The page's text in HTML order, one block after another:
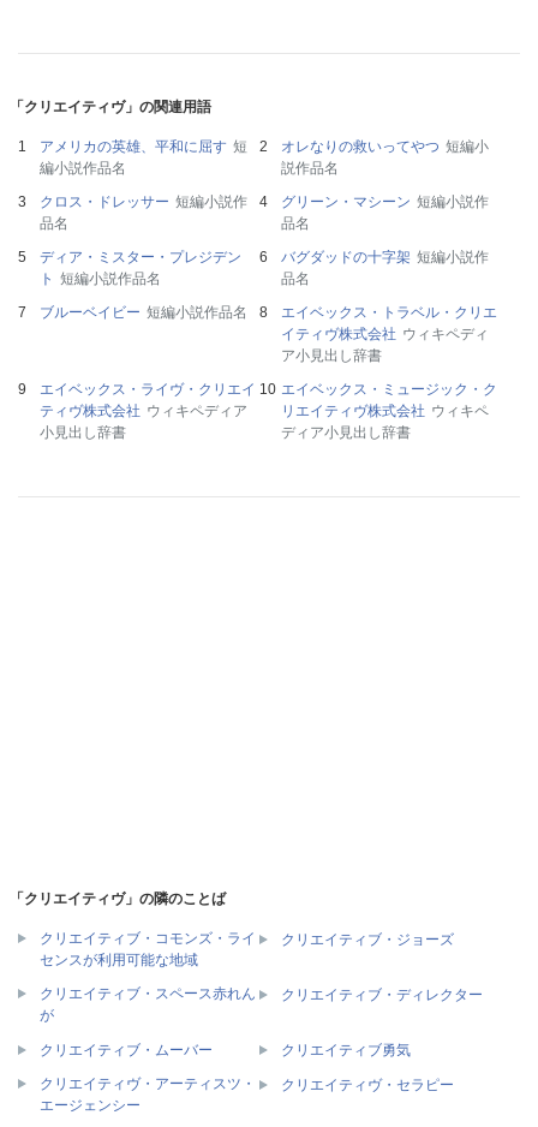
「クリエイティヴ」の関連用語
アメリカの英雄、平和に屈す 短
編小説作品名
オレなりの救いってやつ 短編小
説作品名
クロス・ドレッサー 短編小説作
品名
グリーン・マシーン 短編小説作
品名
ディア・ミスター・プレジデン
ト 短編小説作品名
バグダッドの十字架 短編小説作
品名
ブルーベイビー 短編小説作品名
エイベックス・トラベル・クリエ
イティヴ株式会社 ウィキペディ
ア小見出し辞書
エイベックス・ライヴ・クリエイ
ティヴ株式会社 ウィキペディア
小見出し辞書
エイベックス・ミュージック・ク
リエイティヴ株式会社 ウィキペ
ディア小見出し辞書
「クリエイティヴ」の隣のことば
クリエイティブ・コモンズ・ライ
センスが利用可能な地域
クリエイティブ・ジョーズ
クリエイティブ・スペース赤れん
が
クリエイティブ・ディレクター
クリエイティブ・ムーバー
クリエイティブ勇気
クリエイティヴ・アーティスツ・
エージェンシー
クリエイティヴ・セラピー